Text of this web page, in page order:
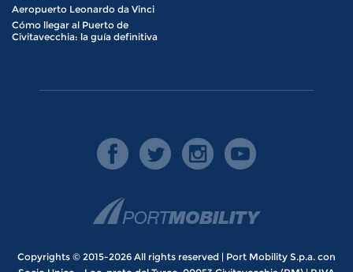
Aeropuerto Leonardo da Vinci
Cómo llegar al Puerto de
Civitavecchia: la guía definitiva
Copyrights © 2015-2026 All rights reserved | Port Mobility S.p.a. con